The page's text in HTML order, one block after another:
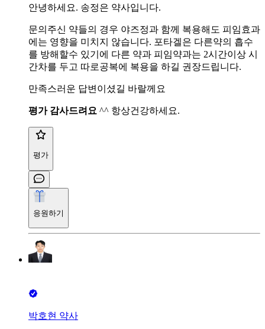
안녕하세요. 송정은 약사입니다.
문의주신 약들의 경우 야즈정과 함께 복용해도 피임효과
에는 영향을 미치지 않습니다. 포타겔은 다른약의 흡수
를 방해할수 있기에 다른 약과 피임약과는 2시간이상 시
간차를 두고 따로공복에 복용을 하길 권장드립니다.
만족스러운 답변이셨길 바랄께요
평가 감사드려요 ^^ 항상건강하세요.
평가
응원하기
박호현 약사